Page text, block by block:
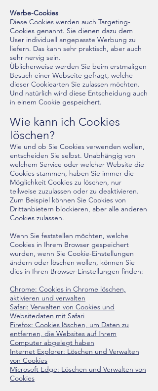
Werbe-Cookies
Diese Cookies werden auch Targeting-
Cookies genannt. Sie dienen dazu dem
User individuell angepasste Werbung zu
liefern. Das kann sehr praktisch, aber auch
sehr nervig sein.
Üblicherweise werden Sie beim erstmaligen
Besuch einer Webseite gefragt, welche
dieser Cookiearten Sie zulassen möchten.
Und natürlich wird diese Entscheidung auch
in einem Cookie gespeichert.
Wie kann ich Cookies
löschen?
Wie und ob Sie Cookies verwenden wollen,
entscheiden Sie selbst. Unabhängig von
welchem Service oder welcher Website die
Cookies stammen, haben Sie immer die
Möglichkeit Cookies zu löschen, nur
teilweise zuzulassen oder zu deaktivieren.
Zum Beispiel können Sie Cookies von
Drittanbietern blockieren, aber alle anderen
Cookies zulassen.
Wenn Sie feststellen möchten, welche
Cookies in Ihrem Browser gespeichert
wurden, wenn Sie Cookie-Einstellungen
ändern oder löschen wollen, können Sie
dies in Ihren Browser-Einstellungen finden:
Chrome: Cookies in Chrome löschen,
aktivieren und verwalten
Safari: Verwalten von Cookies und
Websitedaten mit Safari
Firefox: Cookies löschen, um Daten zu
entfernen, die Websites auf Ihrem
Computer abgelegt haben
Internet Explorer: Löschen und Verwalten
von Cookies
Microsoft Edge: Löschen und Verwalten von
Cookies